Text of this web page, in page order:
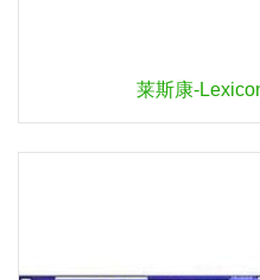
莱斯康-